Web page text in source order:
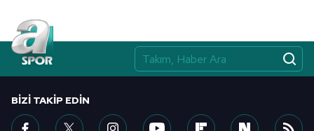
hazırlanmış Aydınlatma Metnimizi okumak ve sitemizde
ilgili mevzuata uygun olarak kullanılan çerezlerle ilgili bilgi
almak için lütfen
.
BIZI TAKIP EDIN